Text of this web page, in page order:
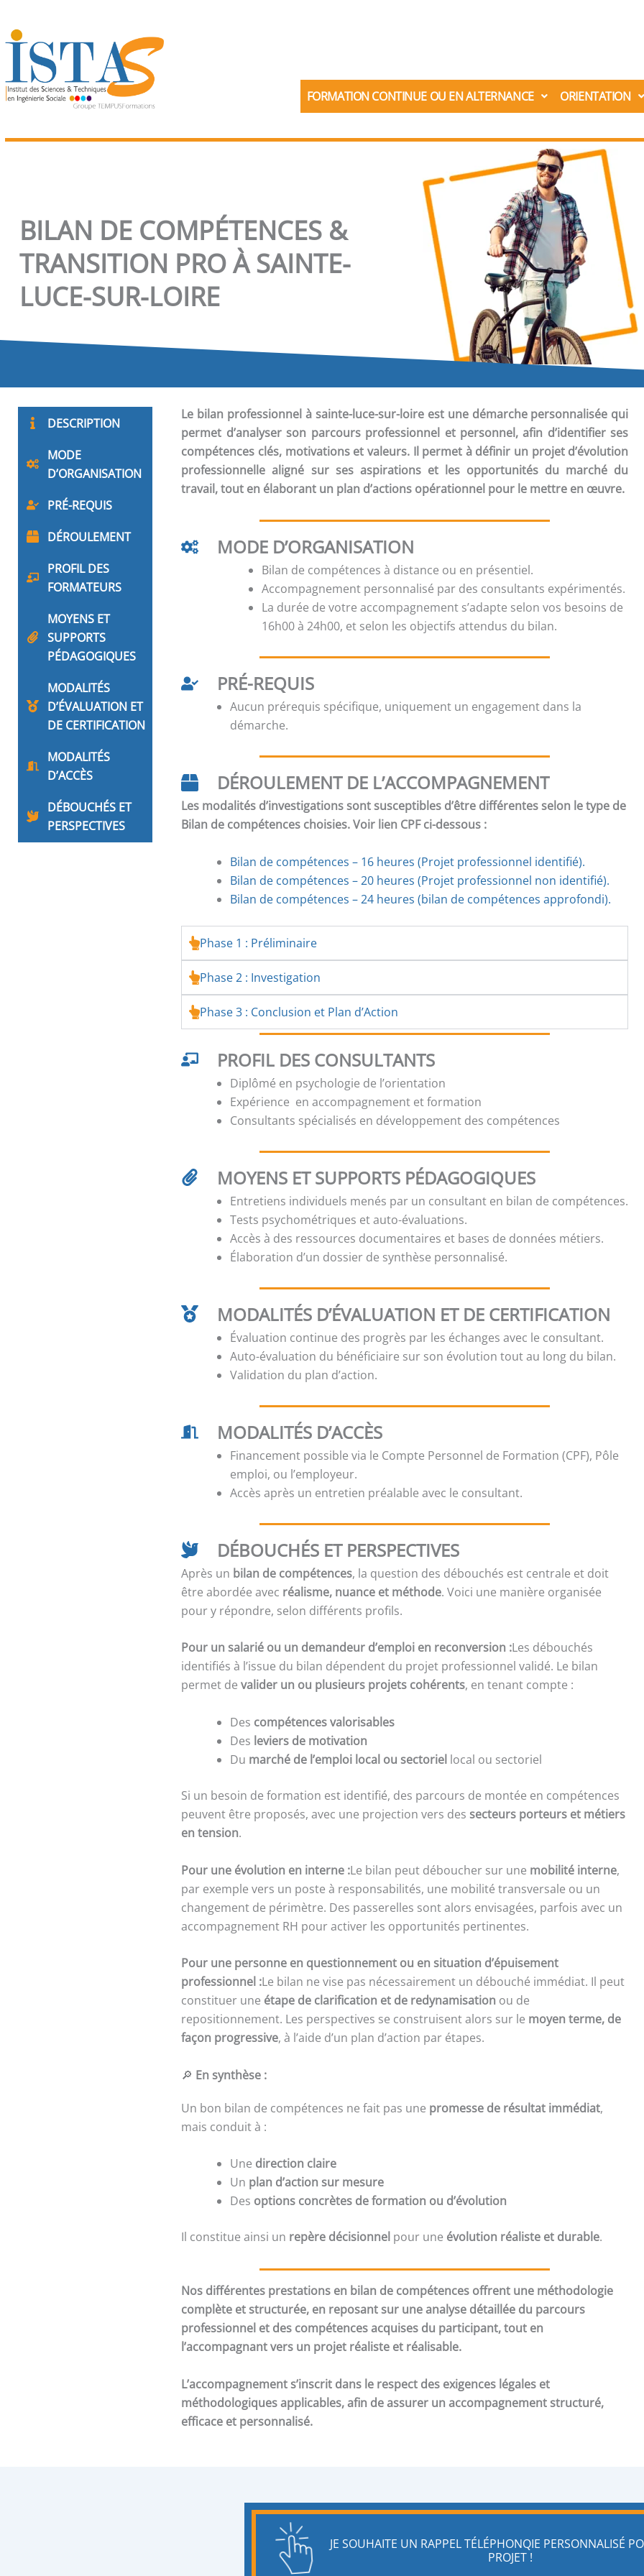
au
contenu
FORMATION CONTINUE OU EN ALTERNANCE ORIENTATION
BILAN DE COMPÉTENCES &
TRANSITION PRO À SAINTE-
LUCE-SUR-LOIRE
DESCRIPTION
MODE
D’ORGANISATION
PRÉ-REQUIS
DÉROULEMENT
PROFIL DES
FORMATEURS
MOYENS ET
SUPPORTS
PÉDAGOGIQUES
MODALITÉS
D’ÉVALUATION ET
DE CERTIFICATION
MODALITÉS
D’ACCÈS
DÉBOUCHÉS ET
PERSPECTIVES
Le bilan professionnel à sainte-luce-sur-loire est une démarche personnalisée qui
permet d’analyser son parcours professionnel et personnel, afin d’identifier ses
compétences clés, motivations et valeurs. Il permet à définir un projet d’évolution
professionnelle aligné sur ses aspirations et les opportunités du marché du
travail, tout en élaborant un plan d’actions opérationnel pour le mettre en œuvre.
MODE D’ORGANISATION
Bilan de compétences à distance ou en présentiel.
Accompagnement personnalisé par des consultants expérimentés.
La durée de votre accompagnement s’adapte selon vos besoins de
16h00 à 24h00, et selon les objectifs attendus du bilan.
PRÉ-REQUIS
Aucun prérequis spécifique, uniquement un engagement dans la
démarche.
DÉROULEMENT DE L’ACCOMPAGNEMENT
Les modalités d’investigations sont susceptibles d’être différentes selon le type de
Bilan de compétences choisies. Voir lien CPF ci-dessous :
Bilan de compétences – 16 heures (Projet professionnel identifié).
Bilan de compétences –20 heures (Projet professionnel non identifié).
Bilan de compétences – 24 heures (bilan de compétences approfondi).
Phase 1 : Préliminaire
Phase 2 : Investigation
Phase 3 : Conclusion et Plan d’Action
PROFIL DES CONSULTANTS
Diplômé en psychologie de l’orientation
Expérience en accompagnement et formation
Consultants spécialisés en développement des compétences
MOYENS ET SUPPORTS PÉDAGOGIQUES
Entretiens individuels menés par un consultant en bilan de compétences.
Tests psychométriques et auto-évaluations.
Accès à des ressources documentaires et bases de données métiers.
Élaboration d’un dossier de synthèse personnalisé.
MODALITÉS D’ÉVALUATION ET DE CERTIFICATION
Évaluation continue des progrès par les échanges avec le consultant.
Auto-évaluation du bénéficiaire sur son évolution tout au long du bilan.
Validation du plan d’action.
MODALITÉS D’ACCÈS
Financement possible via le Compte Personnel de Formation (CPF), Pôle
emploi, ou l’employeur.
Accès après un entretien préalable avec le consultant.
DÉBOUCHÉS ET PERSPECTIVES
Après un bilan de compétences, la question des débouchés est centrale et doit
être abordée avec réalisme, nuance et méthode. Voici une manière organisée
pour y répondre, selon différents profils.
Pour un salarié ou un demandeur d’emploi en reconversion :Les débouchés
identifiés à l’issue du bilan dépendent du projet professionnel validé. Le bilan
permet devalider un ou plusieurs projets cohérents, en tenant compte :
Des compétences valorisables
Des leviers de motivation
Du marché de l’emploi local ou sectoriel local ou sectoriel
Si un besoin de formation est identifié, des parcours de montée en compétences
peuvent être proposés, avec une projection vers dessecteurs porteurs et métiers
en tension.
Pour une évolution en interne :Le bilan peut déboucher sur une mobilité interne,
par exemple vers un poste à responsabilités, une mobilité transversale ou un
changement de périmètre. Des passerelles sont alors envisagées, parfois avec un
accompagnement RH pour activer les opportunités pertinentes.
Pour une personne en questionnement ou en situation d’épuisement
professionnel :Le bilan ne vise pas nécessairement un débouché immédiat. Il peut
constituer une étape de clarification et de redynamisation ou de
repositionnement. Les perspectives se construisent alors sur le moyen terme, de
façon progressive, à l’aide d’un plan d’action par étapes.
🔎 En synthèse :
Un bon bilan de compétences ne fait pas une promesse de résultat immédiat,
mais conduit à :
Une direction claire
Un plan d’action sur mesure
Des options concrètes de formation ou d’évolution
Il constitue ainsi un repère décisionnel pour une évolution réaliste et durable.
Nos différentes prestations en bilan de compétences offrent une méthodologie
complète et structurée, en reposant sur une analyse détaillée du parcours
professionnel et des compétences acquises du participant, tout en
l’accompagnant vers un projet réaliste et réalisable.
L’accompagnement s’inscrit dans le respect des exigences légales et
méthodologiques applicables, afin de assurer un accompagnement structuré,
efficace et personnalisé.
JE SOUHAITE UN RAPPEL TÉLÉPHONQIE PERSONNALISÉ
PROJET !